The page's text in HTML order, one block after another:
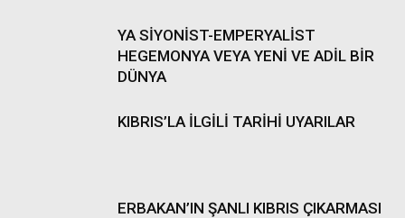
YA SİYONİST-EMPERYALİST
HEGEMONYA VEYA YENİ VE ADİL BİR
DÜNYA
KIBRIS’LA İLGİLİ TARİHİ UYARILAR
ERBAKAN’IN ŞANLI KIBRIS ÇIKARMASI